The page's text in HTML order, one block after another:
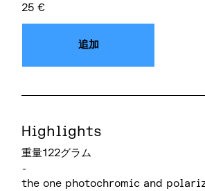
25 €
追加
Highlights
重量122グラム
-
the one photochromic and